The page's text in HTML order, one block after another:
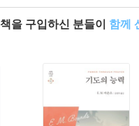
을 구입하신 분들이 함께